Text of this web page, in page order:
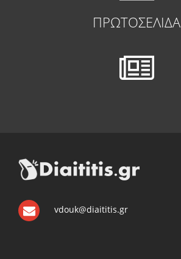
ΠΡΩΤΟΣΕΛΙΔΑ
vdouk@diaititis.gr